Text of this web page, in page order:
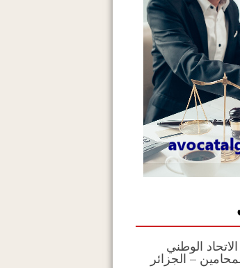
الوطني
– الجزائر